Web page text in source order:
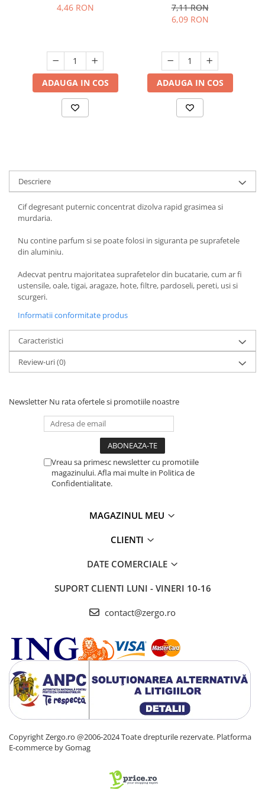
Suporturi si servetele
Taietoare manuale
Termosuri si cani termos
Vaze si boluri decorative
Suporturi si accesorii de baie
negru, 15 buc./rola
4,46 RON
ADAUGA IN COS
negru, 10 buc./rola
7,11 RON
6,09 RON
ADAUGA IN COS
Descriere
Cif degresant puternic concentrat dizolva rapid grasimea si
murdaria.
Nu contine parfum si se poate folosi in siguranta pe suprafetele
din aluminiu.
Adecvat pentru majoritatea suprafetelor din bucatarie, cum ar fi
ustensile, oale, tigai, aragaze, hote, filtre, pardoseli, pereti, usi si
scurgeri.
Informatii conformitate produs
Caracteristici
Review-uri(0)
Newsletter Nu rata ofertele si promotiile noastre
Vreau sa primesc newsletter cu promotiile
magazinului. Afla mai multe in Politica de
Confidentialitate.
MAGAZINUL MEU
CLIENTI
DATE COMERCIALE
SUPORT CLIENTI LUNI - VINERI 10-16
contact@zergo.ro
Copyright Zergo.ro @2006-2024 Toate drepturile rezervate. Platforma
E-commerce by Gomag